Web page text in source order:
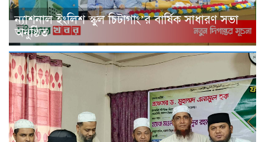
ন্যাশনাল ইংলিশ স্কুল চিটাগাং’র বার্ষিক সাধারণ সভা
অনুষ্ঠিত